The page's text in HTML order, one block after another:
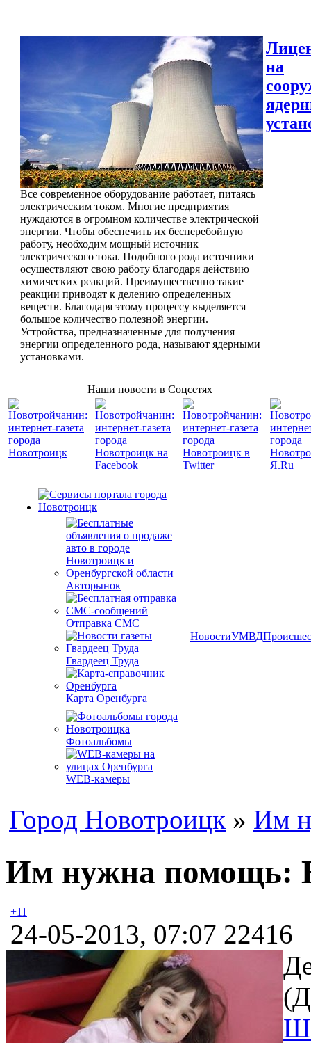
Все современное оборудование работает, питаясь
электрическим током. Многие предприятия
нуждаются в огромном количестве электрической
энергии. Чтобы обеспечить их бесперебойную
работу, необходим мощный источник
электрического тока. Подобного рода источники
осуществляют свою работу благодаря действию
химических реакций. Преимущественно такие
реакции приводят к делению определенных
веществ. Благодаря этому процессу выделяется
большое количество полезной энергии.
Устройства, предназначенные для получения
энергии определенного рода, называют ядерными
установками.
на
Наши новости в Соцсетях
Авторынок
Отправка СМС
Гвардеец Труда
Карта Оренбурга
Фотоальбомы
WEB-камеры
НовостиУМВД
Город Новотроицк » Им
Им нужна помощь:
+11
24-05-2013, 07:07 22416